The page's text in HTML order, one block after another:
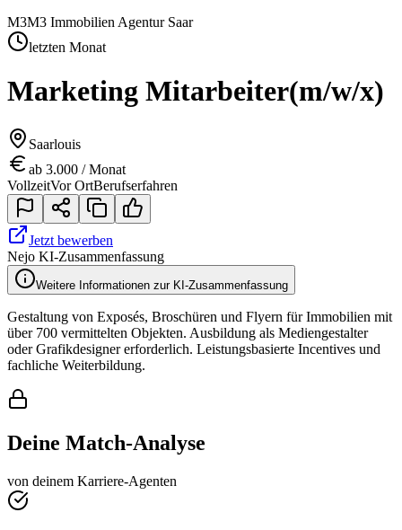
M3M3 Immobilien Agentur Saar
letzten Monat
Marketing Mitarbeiter(m/w/x)
Saarlouis
ab 3.000 / Monat
VollzeitVor OrtBerufserfahren
Jetzt bewerben
Nejo KI-Zusammenfassung
Weitere Informationen zur KI-Zusammenfassung
Gestaltung von Exposés, Broschüren und Flyern für Immobilien mit
über 700 vermittelten Objekten. Ausbildung als Mediengestalter
oder Grafikdesigner erforderlich. Leistungsbasierte Incentives und
fachliche Weiterbildung.
Deine Match-Analyse
von deinem Karriere-Agenten